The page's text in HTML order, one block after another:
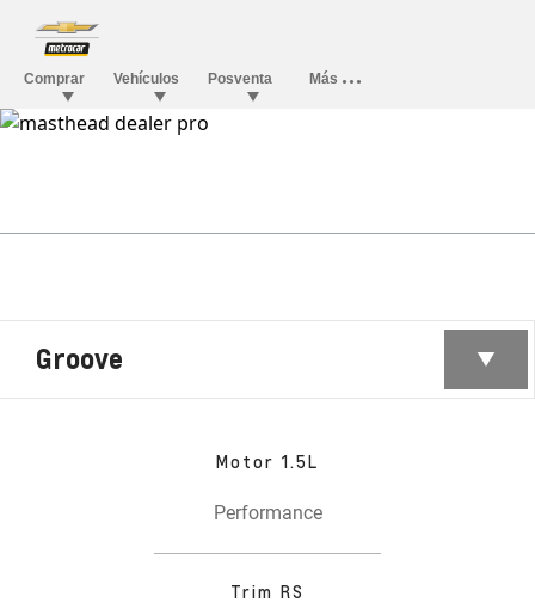
Groove
Motor 1.5L
Performance
Trim RS